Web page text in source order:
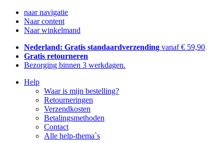
naar navigatie
Naar content
Naar winkelmand
Nederland: Gratis standaardverzending vanaf € 59,90
Gratis retourneren
Bezorging binnen 3 werkdagen.
Help
Waar is mijn bestelling?
Retourneringen
Verzendkosten
Betalingsmethoden
Contact
Alle help-thema`s